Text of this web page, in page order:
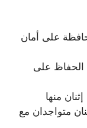
على أمان
على
منها
متواجدان مع